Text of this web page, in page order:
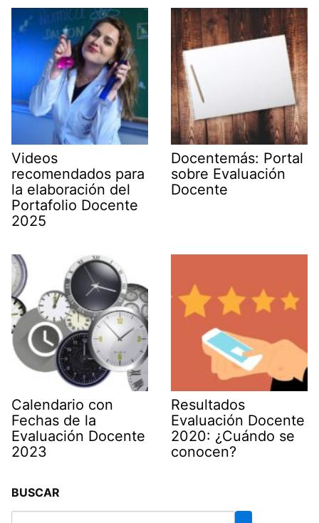
Videos
recomendados para
la elaboración del
Portafolio Docente
2025
Docentemás: Portal
sobre Evaluación
Docente
Calendario con
Fechas de la
Evaluación Docente
2023
Resultados
Evaluación Docente
2020: ¿Cuándo se
conocen?
BUSCAR